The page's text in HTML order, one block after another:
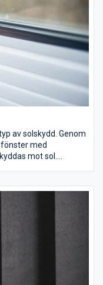
med eller utan
mellan-glas
produktsortiment.
av solskydd. Genom
med
mot sol.
med snöre och
handtag.
med
med
hemautomatik